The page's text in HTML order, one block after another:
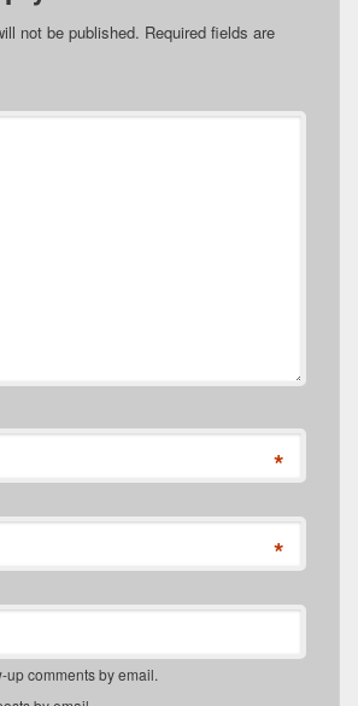
not be published. Required fields are
*
*
up comments by email.